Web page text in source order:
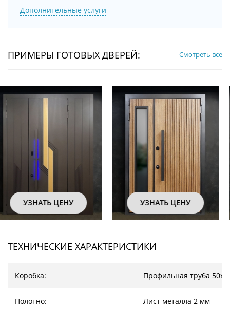
Дополнительные услуги
ПРИМЕРЫ ГОТОВЫХ ДВЕРЕЙ: Смотреть все
УЗНАТЬ ЦЕНУ УЗНАТЬ ЦЕНУ
ТЕХНИЧЕСКИЕ ХАРАКТЕРИСТИКИ
Коробка: Профильная труба
Полотно: Лист металла 2 мм